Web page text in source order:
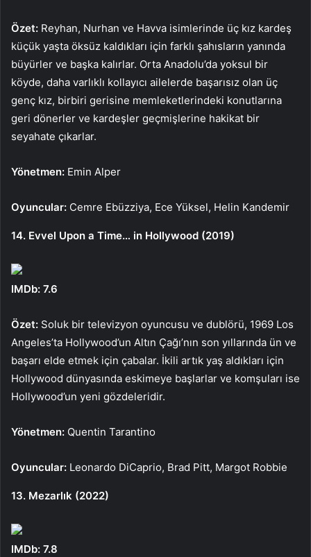
Özet: Reyhan, Nurhan ve Havva isimlerinde üç kız kardeş
küçük yaşta öksüz kaldıkları için farklı şahısların yanında
büyürler ve başka kalırlar. Orta Anadolu’da yoksul bir
köyde, daha varlıklı kollayıcı ailelerde başarısız olan üç
genç kız, birbiri gerisine memleketlerindeki konutlarına
geri dönerler ve kardeşler geçmişlerine hakikat bir
seyahate çıkarlar.
Yönetmen: Emin Alper
Oyuncular: Cemre Ebüzziya, Ece Yüksel, Helin Kandemir
14. Evvel Upon a Time… in Hollywood (2019)
IMDb: 7.6
Özet: Soluk bir televizyon oyuncusu ve dublörü, 1969 Los
Angeles’ta Hollywood’un Altın Çağı’nın son yıllarında ün ve
başarı elde etmek için çabalar. İkili artık yaş aldıkları için
Hollywood dünyasında eskimeye başlarlar ve komşuları ise
Hollywood’un yeni gözdeleridir.
Yönetmen: Quentin Tarantino
Oyuncular: Leonardo DiCaprio, Brad Pitt, Margot Robbie
13. Mezarlık (2022)
IMDb: 7.8